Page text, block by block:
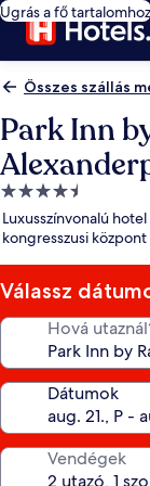
Ugrás a fő tartalomhoz
Összes szállás
Park Inn
4.5
csillagos
szálláshely
Luxusszínvonalú
kongresszusi
Válassz
Hová
Dátumok
Vendégek